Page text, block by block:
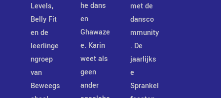
Levels,
Belly Fit
en de
leerlinge
ngroep
van
Beweegs
he dans
en
Ghawaze
e. Karin
weet als
geen
ander
met de
dansco
mmunity
. De
jaarlijks
e
Sprankel